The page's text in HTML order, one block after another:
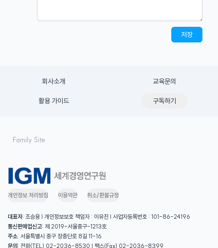
저장
회사소개 교육문의
활용 가이드 구독하기
개인정보 처리방침 이용약관 취소/환불규정
대표자: 조승용 | 개인정보보호 책임자 : 이유진 | 사업자등록번호 : 101-86-24196
통신판매업신고: 제 2019-서울중구-1213호
주소: 서울특별시 중구 장충단로 8길 11-16
문의: 전화(TEL) 02-2036-8530 | 팩스(Fax) 02-2036-8399